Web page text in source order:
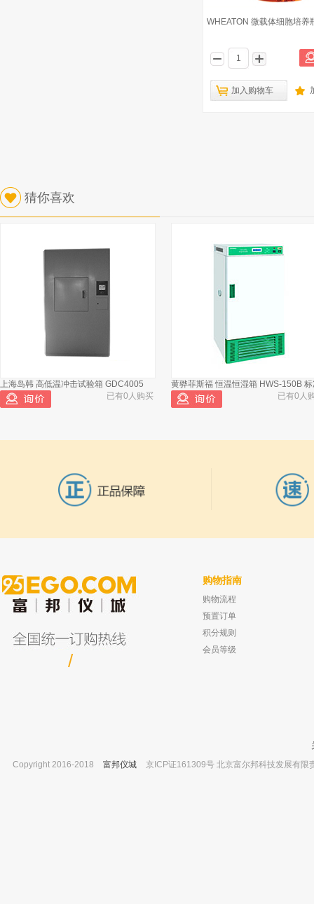
WHEATON 微载体细胞培养
加入购物车
猜你喜欢
上海岛韩 高低温冲击试验箱 GDC4005
已有0人购买
黄骅菲斯福 恒温恒湿箱 HWS-150B
已有0人
爱尔兰Reagecon 液相色谱流动相 PH=4－
磷酸二氢钾 500ml
坛墨质检 正己烷中α-六六六溶液标准
有证书 100ug/ml
/
购物指南
购物流程
预置订单
积分规则
会员等级
Copyright 2016-2018
富邦仪城 京ICP证161309号 北京富尔邦科技发展有